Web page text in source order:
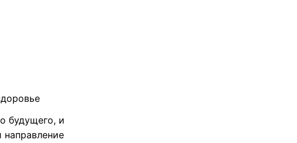
будущего, и
направление